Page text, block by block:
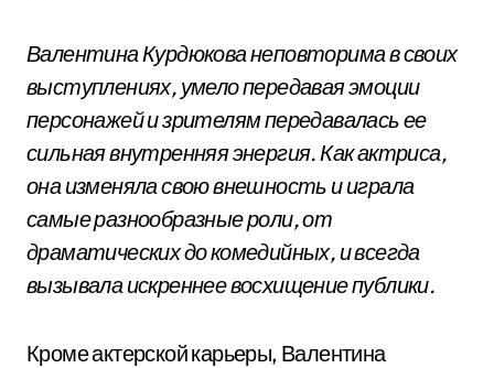
Валентина Курдюкова неповторима в своих
выступлениях, умело передавая эмоции
персонажей и зрителям передавалась ее
сильная внутренняя энергия. Как актриса,
она изменяла свою внешность и играла
самые разнообразные роли, от
драматических до комедийных, и всегда
вызывала искреннее восхищение публики.
Кроме актерской карьеры, Валентина